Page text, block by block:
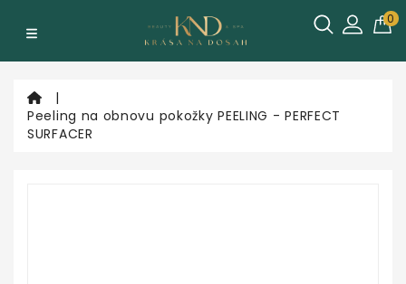
typu
stavu
0
Peeling na obnovu pokožky PEELING - PERFECT
SURFACER